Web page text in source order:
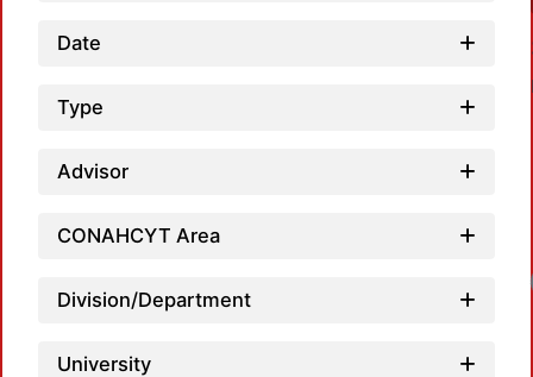
Date
Type
Advisor
CONAHCYT Area
Division/Department
University